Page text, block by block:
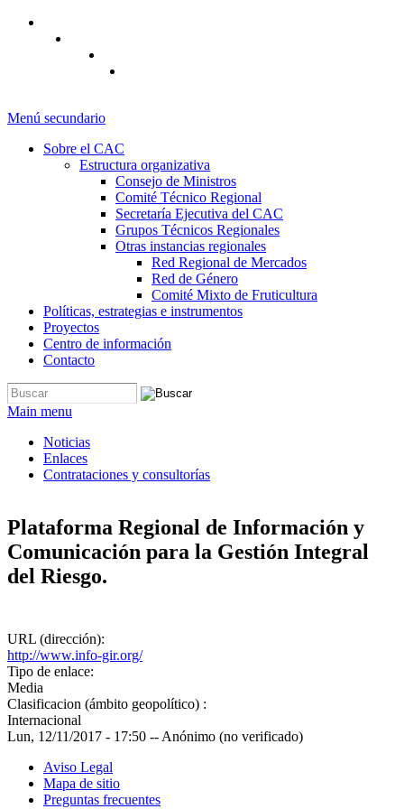
Pasar al contenido principal
Menú secundario
Sobre el CAC
Estructura organizativa
Consejo de Ministros
Comité Técnico Regional
Secretaría Ejecutiva del CAC
Grupos Técnicos Regionales
Otras instancias regionales
Red Regional de Mercados
Red de Género
Comité Mixto de Fruticultura
Políticas, estrategias e instrumentos
Proyectos
Centro de información
Contacto
Formulario de búsqueda
Buscar
Main menu
Noticias
Enlaces
Contrataciones y consultorías
Plataforma Regional de Información y
Comunicación para la Gestión Integral
del Riesgo.
URL (dirección):
http://www.info-gir.org/
Tipo de enlace:
Media
Clasificacion (ámbito geopolítico) :
Internacional
Lun, 12/11/2017 - 17:50 -- Anónimo (no verificado)
Aviso Legal
Mapa de sitio
Preguntas frecuentes